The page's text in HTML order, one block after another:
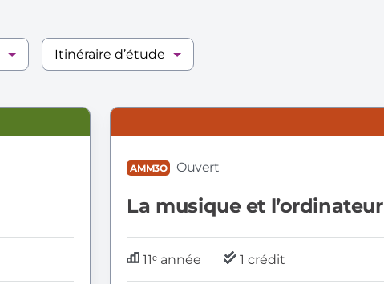
Itinéraire d’étude
AMM3O:
La
AMM3O Ouvert
La musique et l’ordinateur
11ᵉ année 1 crédit